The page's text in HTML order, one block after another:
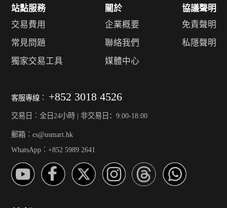
站點服務
交易費用
常見問題
獨家交易工具
關於
企業概要
聯絡我們
媒體中心
協議聲明
免責聲明
私隱聲明
客服專線︰ +852 3018 4526
交易日︰全日24小時 | 非交易日：9:00-18:00
郵箱︰cs@usmart.hk
WhatsApp︰+852 5989 2641